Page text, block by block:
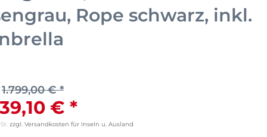
Rope schwarz, inkl.
1.799,00 € *
€ *
zzgl. Versandkosten für Inseln u. Ausland